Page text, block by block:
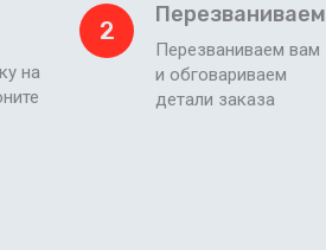
на
2
Перезваниваем
Перезваниваем вам
и обговариваем
детали заказа